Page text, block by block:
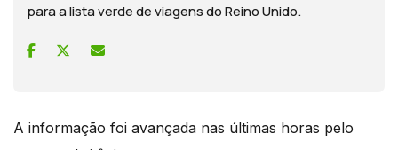
para a lista verde de viagens do Reino Unido.
A informação foi avançada nas últimas horas pelo